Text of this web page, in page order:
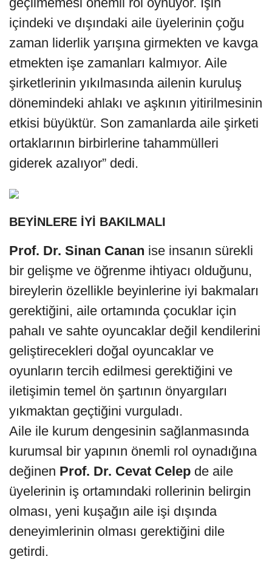
içindeki ve dışındaki aile üyelerinin çoğu
zaman liderlik yarışına girmekten ve kavga
etmekten işe zamanları kalmıyor. Aile
şirketlerinin yıkılmasında ailenin kuruluş
dönemindeki ahlakı ve aşkının yitirilmesinin
etkisi büyüktür. Son zamanlarda aile şirketi
ortaklarının birbirlerine tahammülleri
giderek azalıyor” dedi.
BEYİNLERE İYİ BAKILMALI
Prof. Dr. Sinan Canan ise insanın sürekli
bir gelişme ve öğrenme ihtiyacı olduğunu,
bireylerin özellikle beyinlerine iyi bakmaları
gerektiğini, aile ortamında çocuklar için
pahalı ve sahte oyuncaklar değil kendilerini
geliştirecekleri doğal oyuncaklar ve
oyunların tercih edilmesi gerektiğini ve
iletişimin temel ön şartının önyargıları
yıkmaktan geçtiğini vurguladı.
Aile ile kurum dengesinin sağlanmasında
kurumsal bir yapının önemli rol oynadığına
değinen Prof. Dr. Cevat Celep de aile
üyelerinin iş ortamındaki rollerinin belirgin
olması, yeni kuşağın aile işi dışında
deneyimlerinin olması gerektiğini dile
getirdi.